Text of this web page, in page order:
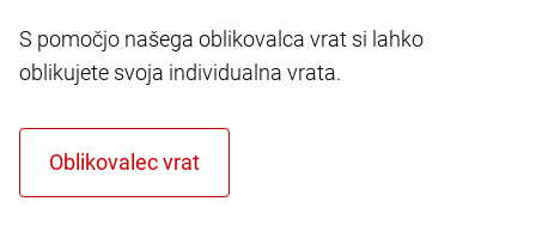
S pomočjo našega oblikovalca vrat si lahko
oblikujete svoja individualna vrata.